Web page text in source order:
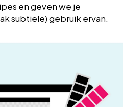
en geven we je
subtiele) gebruik ervan.